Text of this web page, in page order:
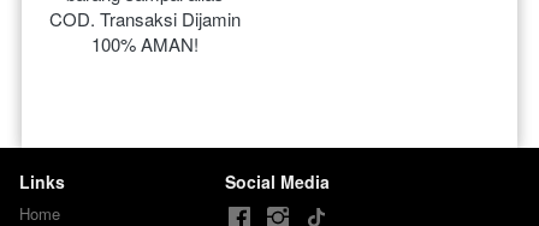
COD. Transaksi Dijamin
100% AMAN!
Links
Home
Social Media